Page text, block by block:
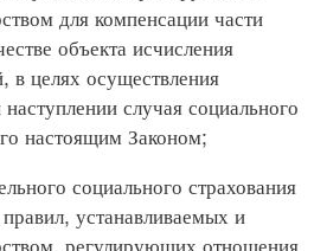
для компенсации части
объекта исчисления
в целях осуществления
случая социального
настоящим Законом;
социального страхования
устанавливаемых и
регулирующих отношения